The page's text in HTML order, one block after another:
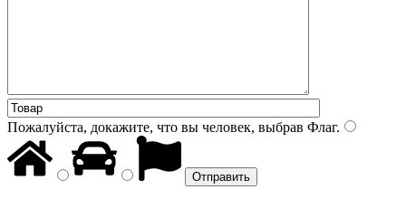
Пожалуйста, докажите, что вы человек, выбрав Флаг.